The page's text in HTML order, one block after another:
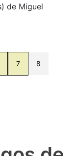
de Miguel
7 8